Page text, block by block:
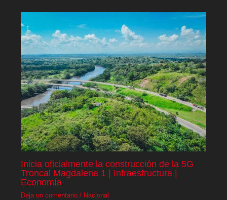
Inicia oficialmente la construcción de la 5G
Troncal Magdalena 1 | Infraestructura |
Economía
Deja un comentario / Nacional